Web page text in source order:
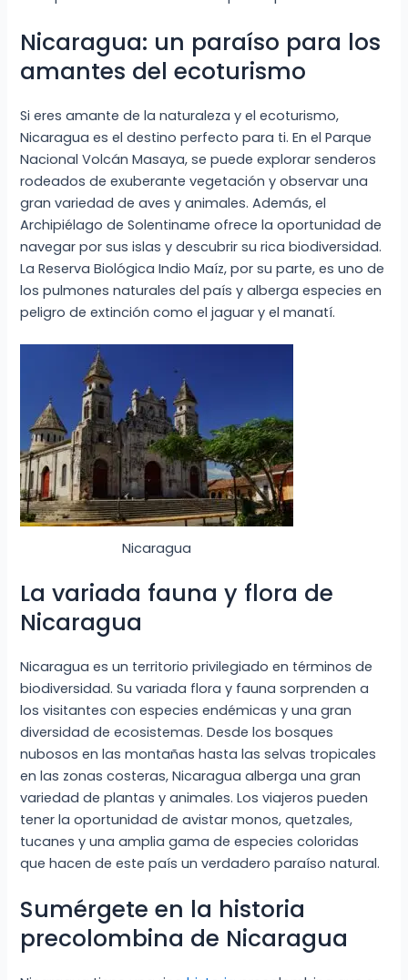
Nicaragua: un paraíso para los
amantes del ecoturismo
Si eres amante de la naturaleza y el ecoturismo,
Nicaragua es el destino perfecto para ti. En el Parque
Nacional Volcán Masaya, se puede explorar senderos
rodeados de exuberante vegetación y observar una
gran variedad de aves y animales. Además, el
Archipiélago de Solentiname ofrece la oportunidad de
navegar por sus islas y descubrir su rica biodiversidad.
La Reserva Biológica Indio Maíz, por su parte, es uno de
los pulmones naturales del país y alberga especies en
peligro de extinción como el jaguar y el manatí.
Nicaragua
La variada fauna y flora de
Nicaragua
Nicaragua es un territorio privilegiado en términos de
biodiversidad. Su variada flora y fauna sorprenden a
los visitantes con especies endémicas y una gran
diversidad de ecosistemas. Desde los bosques
nubosos en las montañas hasta las selvas tropicales
en las zonas costeras, Nicaragua alberga una gran
variedad de plantas y animales. Los viajeros pueden
tener la oportunidad de avistar monos, quetzales,
tucanes y una amplia gama de especies coloridas
que hacen de este país un verdadero paraíso natural.
Sumérgete en la historia
precolombina de Nicaragua